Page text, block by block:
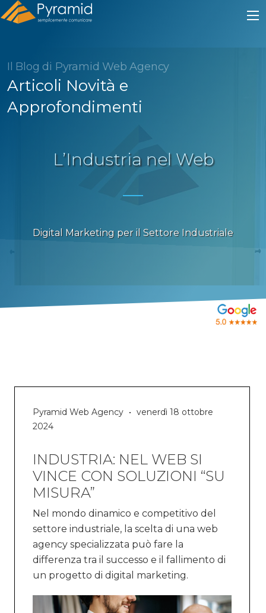
Il Blog di Pyramid Web Agency
Articoli Novità e
Approfondimenti
L’Industria nel Web
Digital Marketing per il Settore Industriale
Pyramid Web Agency
venerdì 18 ottobre
2024
INDUSTRIA: NEL WEB SI
VINCE CON SOLUZIONI “SU
MISURA”
Nel mondo dinamico e competitivo del
settore industriale, la scelta di una web
agency specializzata può fare la
differenza tra il successo e il fallimento di
un progetto di digital marketing.